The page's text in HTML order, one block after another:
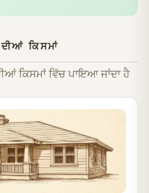
ਕਿਸਮਾਂ
ਕਿਸਮਾਂ ਵਿੱਚ ਪਾਇਆ ਜਾਂਦਾ ਹੈ